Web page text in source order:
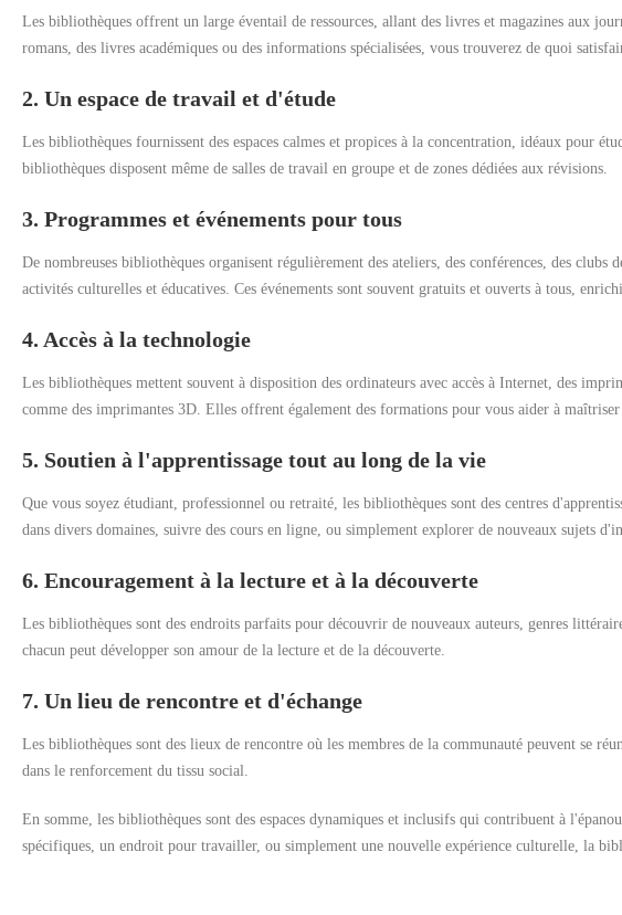
Les bibliothèques offrent un large éventail de ressources, allant des livres et magazines aux
romans, des livres académiques ou des informations spécialisées, vous trouverez de quoi
2. Un espace de travail et d'étude
Les bibliothèques fournissent des espaces calmes et propices à la concentration, idéaux pour
bibliothèques disposent même de salles de travail en groupe et de zones dédiées aux révisions.
3. Programmes et événements pour tous
De nombreuses bibliothèques organisent régulièrement des ateliers, des conférences, des clubs
activités culturelles et éducatives. Ces événements sont souvent gratuits et ouverts à tous,
4. Accès à la technologie
Les bibliothèques mettent souvent à disposition des ordinateurs avec accès à Internet, des
comme des imprimantes 3D. Elles offrent également des formations pour vous aider à
5. Soutien à l'apprentissage tout au long de la vie
Que vous soyez étudiant, professionnel ou retraité, les bibliothèques sont des centres
dans divers domaines, suivre des cours en ligne, ou simplement explorer de nouveaux sujets
6. Encouragement à la lecture et à la découverte
Les bibliothèques sont des endroits parfaits pour découvrir de nouveaux auteurs, genres
chacun peut développer son amour de la lecture et de la découverte.
7. Un lieu de rencontre et d'échange
Les bibliothèques sont des lieux de rencontre où les membres de la communauté peuvent se
dans le renforcement du tissu social.
En somme, les bibliothèques sont des espaces dynamiques et inclusifs qui contribuent à
spécifiques, un endroit pour travailler, ou simplement une nouvelle expérience culturelle, la